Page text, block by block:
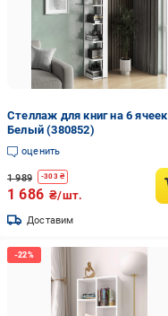
Стеллаж для книг на 6 ячеек
Белый (380852)
оценить
1 989 -303₴
1 686 ₴/шт.
Доставим